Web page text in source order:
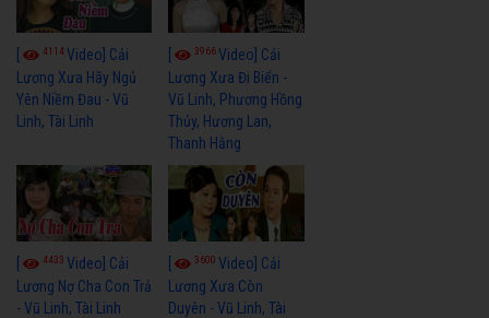
4114Video] Cải
Lương Xưa Hãy Ngủ
Yên Niềm Đau - Vũ
Linh, Tài Linh
3966Video] Cải
Lương Xưa Đi Biển -
Vũ Linh, Phương Hồng
Thủy, Hương Lan,
Thanh Hằng
4433 Video] Cải
Lương Nợ Cha Con Trả
- Vũ Linh, Tài Linh
3600Video] Cải
Lương Xưa Còn
Duyên - Vũ Linh, Tài